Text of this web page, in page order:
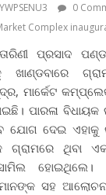
YWPSENU3 0
Complex
ପ୍ରସାଦ
ଖାଣ୍ଡବାରେ
ମାର୍କେଟ
ପାରଳା ବିଧାୟକ
ଯୋଗ ଦେଇ ଏହାକୁ
ଗ୍ରାମରେ ଥିବା
ହୋଇଥିଲେ।
ସହ